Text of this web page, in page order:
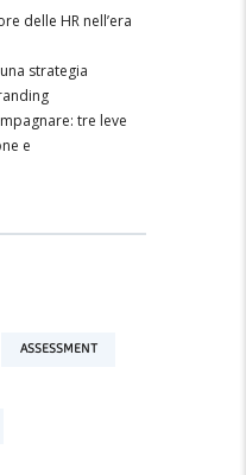
delle HR nell’era
strategia
tre leve
e
ASSESSMENT